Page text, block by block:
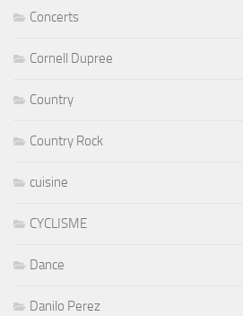
Concerts
Cornell Dupree
Country
Country Rock
cuisine
CYCLISME
Dance
Danilo Perez